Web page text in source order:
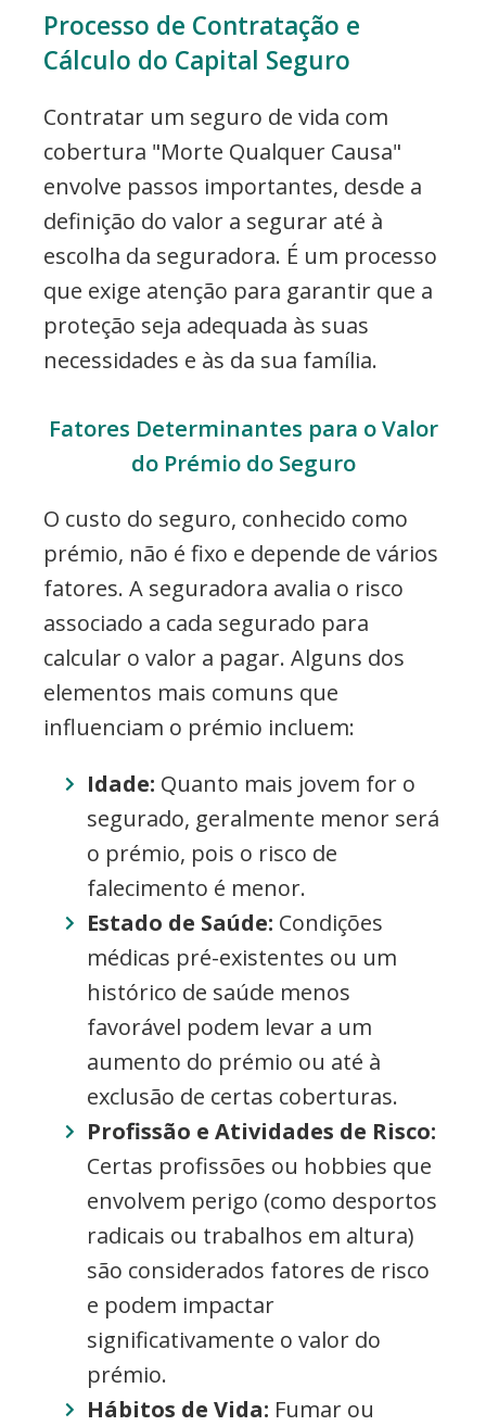
Processo de Contratação e
Cálculo do Capital Seguro
Contratar um seguro de vida com
cobertura "Morte Qualquer Causa"
envolve passos importantes, desde a
definição do valor a segurar até à
escolha da seguradora. É um processo
que exige atenção para garantir que a
proteção seja adequada às suas
necessidades e às da sua família.
Fatores Determinantes para o Valor
do Prémio do Seguro
O custo do seguro, conhecido como
prémio, não é fixo e depende de vários
fatores. A seguradora avalia o risco
associado a cada segurado para
calcular o valor a pagar. Alguns dos
elementos mais comuns que
influenciam o prémio incluem:
Idade: Quanto mais jovem for o
segurado, geralmente menor será
o prémio, pois o risco de
falecimento é menor.
Estado de Saúde: Condições
médicas pré-existentes ou um
histórico de saúde menos
favorável podem levar a um
aumento do prémio ou até à
exclusão de certas coberturas.
Profissão e Atividades de Risco:
Certas profissões ou hobbies que
envolvem perigo (como desportos
radicais ou trabalhos em altura)
são considerados fatores de risco
e podem impactar
significativamente o valor do
prémio.
Hábitos de Vida: Fumar ou